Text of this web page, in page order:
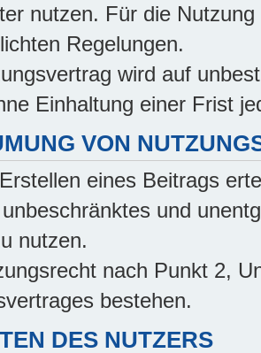
nutzen. Für die
Regelungen.
wird auf
Einhaltung einer Frist
VON
eines Beitrags
und
nutzen.
nach Punkt 2,
bestehen.
DES NUTZERS